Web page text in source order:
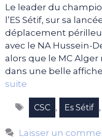
Le leader du
l’ES Sétif, sur sa
déplacement
avec le NA Husseïn-
alors que le MC Alger
dans une belle
suite
Étiquettes
CSC , Es Sétif ,
Laisser un